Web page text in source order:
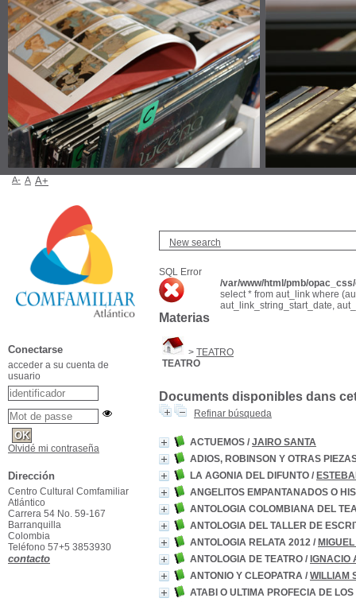
New search
SQL Error
/var/www/html/pmb/
select * from aut_link where
aut_link_string_start_date,
Materias
> TEATRO
TEATRO
Documents disponibles dans
Refinar búsqueda
ACTUEMOS / JAIRO SANTA
ADIOS, ROBINSON Y OTRAS
LA AGONIA DEL DIFUNTO /
ANGELITOS EMPANTANADOS O
ANTOLOGIA COLOMBIANA DEL
ANTOLOGIA DEL TALLER DE
ANTOLOGIA RELATA 2012 /
ANTOLOGIA DE TEATRO / IGNACIO
ANTONIO Y CLEOPATRA / WILLIAM
ATABI O ULTIMA PROFECIA DE
A- A A+
Conectarse
acceder a su cuenta de
usuario
Olvidé mi contraseña
Dirección
Centro Cultural Comfamiliar
Atlántico
Carrera 54 No. 59-167
Barranquilla
Colombia
Teléfono 57+5 3853930
contacto